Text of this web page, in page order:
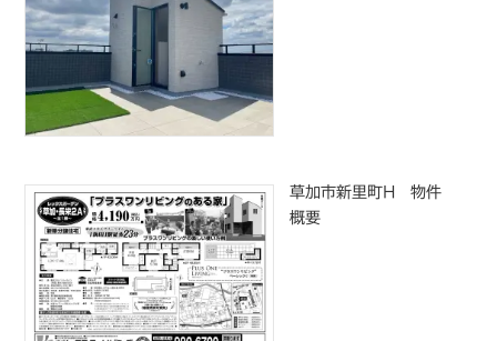
草加市新里町H 物件
概要